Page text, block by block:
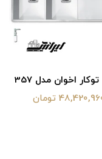
اخوان مدل 357
تومان